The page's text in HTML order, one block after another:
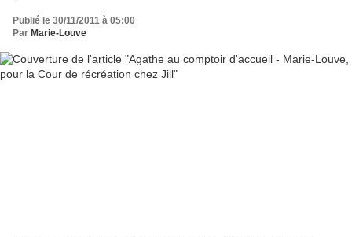
Publié le 30/11/2011 à 05:00
Par Marie-Louve